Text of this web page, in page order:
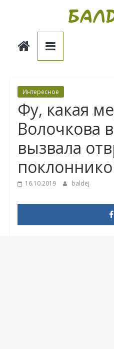
Балдёж
Интересное
Фу, какая
Волочкова
вызвала
16.10.2019 baldej